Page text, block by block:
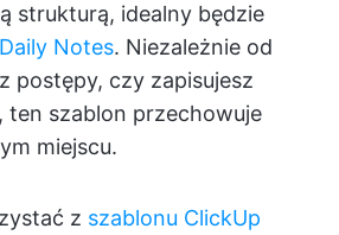
strukturą, idealny będzie
Notes. Niezależnie od
postępy, czy zapisujesz
ten szablon przechowuje
miejscu.
z szablonu ClickUp